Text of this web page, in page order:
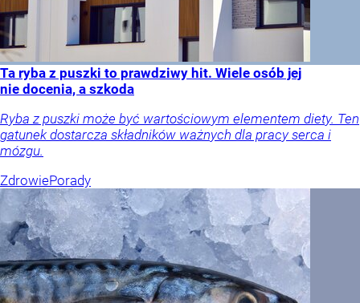
Ta ryba z puszki to prawdziwy hit. Wiele osób jej
nie docenia, a szkoda
Ryba z puszki może być wartościowym elementem diety. Ten
gatunek dostarcza składników ważnych dla pracy serca i
mózgu.
ZdrowiePorady